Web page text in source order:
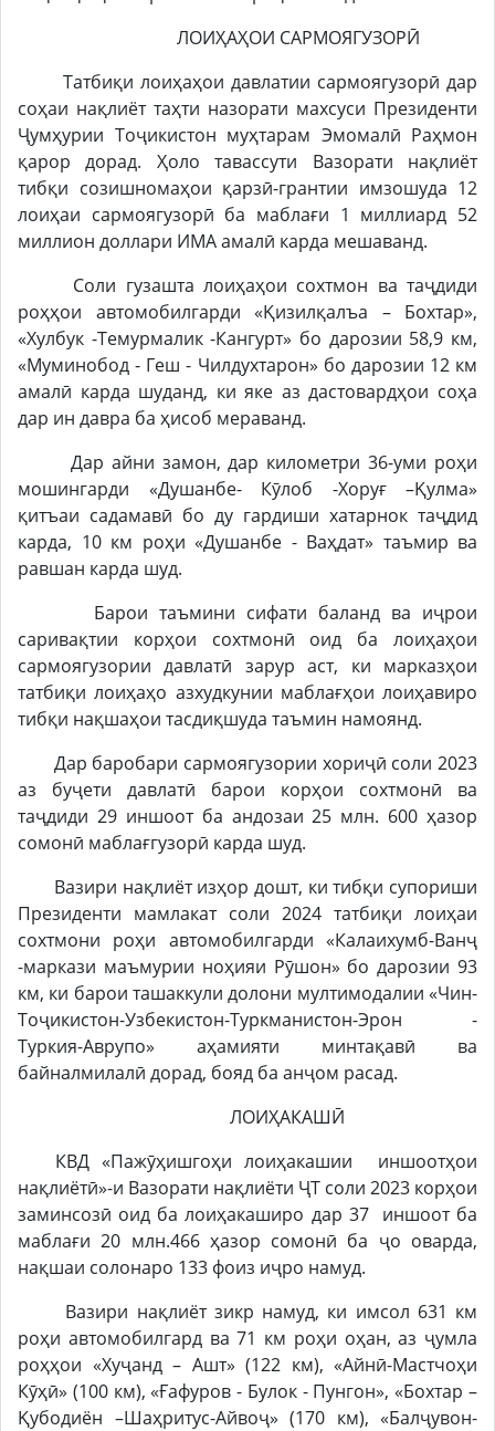
ЛОИҲАҲОИ САРМОЯГУЗОРӢ
Татбиқи лоиҳаҳои давлатии сармоягузорӣ дар
соҳаи нақлиёт таҳти назорати махсуси Президенти
Ҷумҳурии Тоҷикистон муҳтарам Эмомалӣ Раҳмон
қарор дорад. Ҳоло тавассути Вазорати нақлиёт
тибқи созишномаҳои қарзӣ-грантии имзошуда 12
лоиҳаи сармоягузорӣ ба маблағи 1 миллиард 52
миллион доллари ИМА амалӣ карда мешаванд.
Соли гузашта лоиҳаҳои сохтмон ва таҷдиди
роҳҳои автомобилгарди «Қизилқалъа – Бохтар»,
«Хулбук -Темурмалик -Кангурт» бо дарозии 58,9 км,
«Муминобод - Геш - Чилдухтарон» бо дарозии 12 км
амалӣ карда шуданд, ки яке аз дастовардҳои соҳа
дар ин давра ба ҳисоб мераванд.
Дар айни замон, дар километри 36-уми роҳи
мошингарди «Душанбе- Кӯлоб -Хоруғ –Қулма»
қитъаи садамавӣ бо ду гардиши хатарнок таҷдид
карда, 10 км роҳи «Душанбе - Ваҳдат» таъмир ва
равшан карда шуд.
Барои таъмини сифати баланд ва иҷрои
саривақтии корҳои сохтмонӣ оид ба лоиҳаҳои
сармоягузории давлатӣ зарур аст, ки марказҳои
татбиқи лоиҳаҳо азхудкунии маблағҳои лоиҳавиро
тибқи нақшаҳои тасдиқшуда таъмин намоянд.
Дар баробари сармоягузории хориҷӣ соли 2023
аз буҷети давлатӣ барои корҳои сохтмонӣ ва
таҷдиди 29 иншоот ба андозаи 25 млн. 600 ҳазор
сомонӣ маблағгузорӣ карда шуд.
Вазири нақлиёт изҳор дошт, ки тибқи супориши
Президенти мамлакат соли 2024 татбиқи лоиҳаи
сохтмони роҳи автомобилгарди «Калаихумб-Ванҷ
-маркази маъмурии ноҳияи Рӯшон» бо дарозии 93
км, ки барои ташаккули долони мултимодалии «Чин-
Тоҷикистон-Узбекистон-Туркманистон-Эрон -
Туркия-Аврупо» аҳамияти минтақавӣ ва
байналмилалӣ дорад, бояд ба анҷом расад.
ЛОИҲАКАШӢ
КВД «Пажӯҳишгоҳи лоиҳакашии иншоотҳои
нақлиётӣ»-и Вазорати нақлиёти ҶТ соли 2023 корҳои
заминсозӣ оид ба лоиҳакаширо дар 37 иншоот ба
маблағи 20 млн.466 ҳазор сомонӣ ба ҷо оварда,
нақшаи солонаро 133 фоиз иҷро намуд.
Вазири нақлиёт зикр намуд, ки имсол 631 км
роҳи автомобилгард ва 71 км роҳи оҳан, аз ҷумла
роҳҳои «Хуҷанд – Ашт» (122 км), «Айнӣ-Мастчоҳи
Кӯҳӣ» (100 км), «Ғафуров - Булок - Пунгон», «Бохтар –
Қубодиён –Шаҳритус-Айвоҷ» (170 км), «Балҷувон-